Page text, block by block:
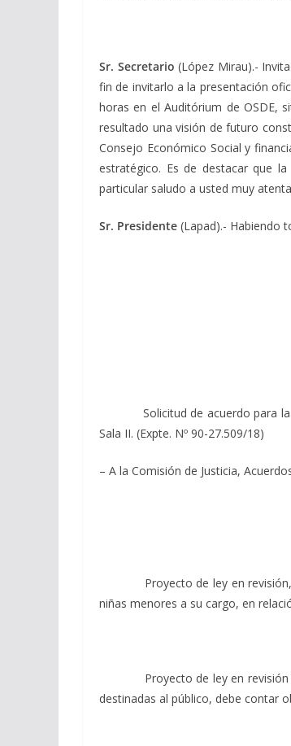
Sr. Secretario(López Mirau).-
fin de invitarlo a la presentación
horas en el Auditórium de OSDE,
resultado una visión de futuro
Consejo Económico Social y
estratégico. Es de destacar que
particular saludo a usted muy
Sr. Presidente (Lapad).- Habiendo
Solicitud de acuerdo para la
Sala II. (Expte. Nº 90-27.509/18)
– A la Comisión de Justicia,
Proyecto de ley en revisión, por
niñas menores a su cargo, en
Proyecto de ley en revisión por
destinadas al público, debe contar